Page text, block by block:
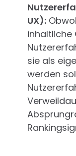
UX):
inhaltliche
sie als
werden